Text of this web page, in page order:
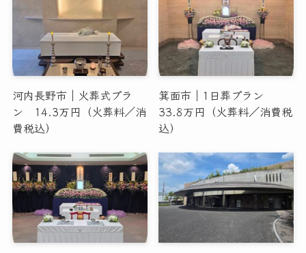
河内長野市｜火葬式プラ
ン 14.3万円（火葬料／消
費税込）
箕面市｜1日葬プラン
33.8万円（火葬料／消費税
込）